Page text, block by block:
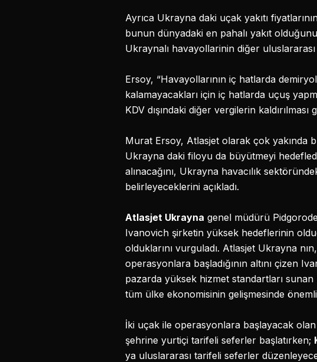
Ayrıca Ukrayna daki uçak yakıtı
bunun dünyadaki en pahalı yakıt
Ukraynalı havayollarinin diğer
Ersoy, “Havayollarının iç hatlarda
kalamayacakları için iç hatlarda uçuş
KDV dışındaki diğer vergilerin
Murat Ersoy, Atlasjet olarak çok yakında
Ukrayna daki filoyu da büyütmeyi
alınacağını, Ukrayna havacılık
belirleyeceklerini açıkladı.
Atlasjet Ukrayna genel müdürü
Ivanovich şirketin yüksek hedeflerinin
olduklarını vurguladı. Atlasjet Ukrayna
operasyonlara başladığının altını çizen
pazarda yüksek hizmet standartları
tüm ülke ekonomisinin gelişmesinde
İki uçak ile operasyonlara başlayacak
şehrine yurtiçi tarifeli seferler başlatırken;
ya uluslararası tarifeli seferler